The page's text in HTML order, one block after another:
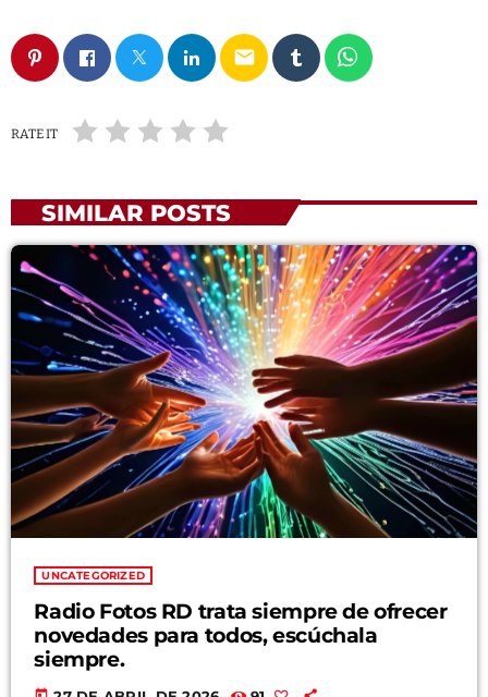
email
RATE IT
SIMILAR POSTS
UNCATEGORIZED
Radio Fotos RD trata siempre de ofrecer
novedades para todos, escúchala
siempre.